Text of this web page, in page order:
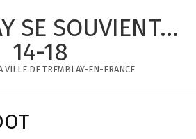
SE SOUVIENT...
14-18
VILLE DE TREMBLAY-EN-FRANCE